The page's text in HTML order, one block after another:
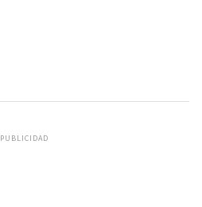
PUBLICIDAD